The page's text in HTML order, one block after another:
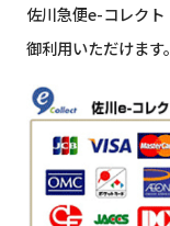
佐川急便e-コレクト
御利用いただけます。